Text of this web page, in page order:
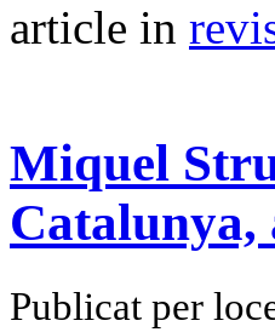
article in
Miquel
Catalunya,
Publicat per